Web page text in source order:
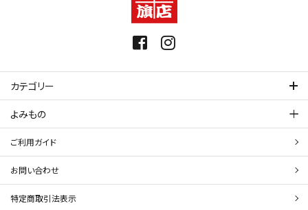
カテゴリー
よみもの
ご利用ガイド
お問い合わせ
特定商取引法表示